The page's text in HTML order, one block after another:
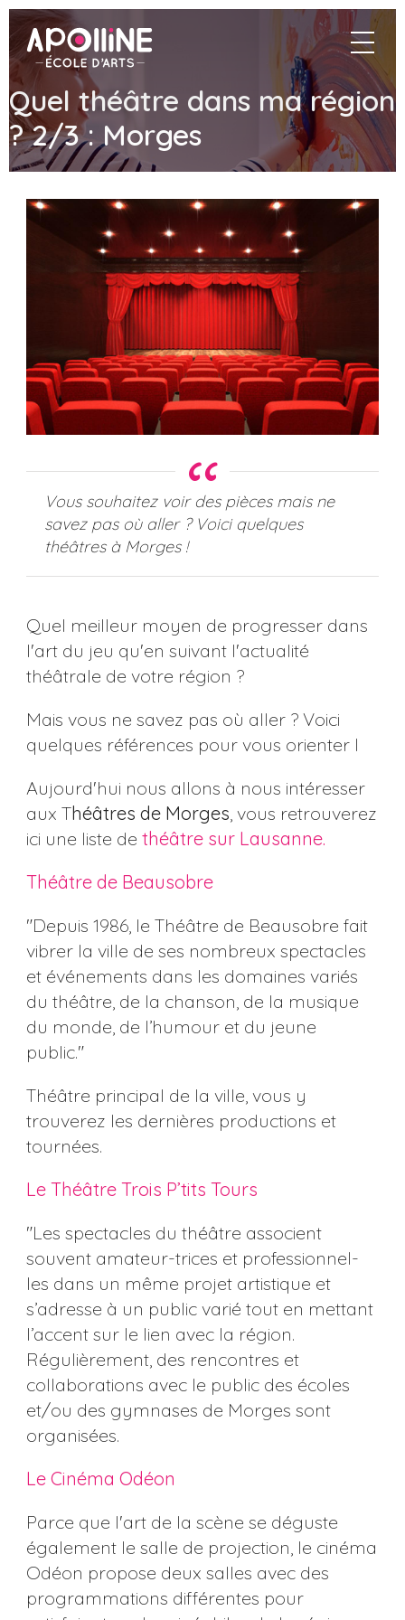
Apolline
–
École
d'arts
Quel théâtre dans ma région
? 2/3 : Morges
Vous souhaitez voir des pièces mais ne
savez pas où aller ? Voici quelques
théâtres à Morges !
Quel meilleur moyen de progresser dans
l'art du jeu qu'en suivant l'actualité
théâtrale de votre région ?
Mais vous ne savez pas où aller ? Voici
quelques références pour vous orienter I
Aujourd'hui nous allons à nous intéresser
aux Théâtres de Morges , vous retrouverez
ici une liste de théâtre sur Lausanne.
Théâtre de Beausobre
"Depuis 1986, le Théâtre de Beausobre fait
vibrer la ville de ses nombreux spectacles
et événements dans les domaines variés
du théâtre, de la chanson, de la musique
du monde, de l’humour et du jeune
public."
Théâtre principal de la ville, vous y
trouverez les dernières productions et
tournées.
Le Théâtre Trois P’tits Tours
"Les spectacles du théâtre associent
souvent amateur-trices et professionnel-
les dans un même projet artistique et
s’adresse à un public varié tout en mettant
l’accent sur le lien avec la région.
Régulièrement, des rencontres et
collaborations avec le public des écoles
et/ou des gymnases de Morges sont
organisées.
Le Cinéma Odéon
Parce que l'art de la scène se déguste
également le salle de projection, le cinéma
Odéon propose deux salles avec des
programmations différentes pour